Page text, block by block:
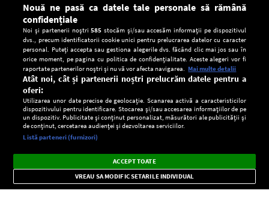
CONFIDENŢIALITATE
Setări:
Dark
Mode
Radio live, podcasturi, știri și alerte
importante.
×
Nouă ne pasă ca datele tale personale să rămână
confidențiale
Noi și partenerii noștri585 stocăm și/sau accesăm informații pe dispozitivul
dvs., precum identificatorii cookie unici pentru prelucrarea datelor cu caracter
personal. Puteți accepta sau gestiona alegerile dvs. făcând clic mai jos sau în
orice moment, pe pagina cu politica de confidențialitate. Aceste alegeri vor fi
raportate partenerilor noștri și nu vă vor afecta navigarea. Mai multe detalii
Atât noi, cât și partenerii noștri prelucrăm datele pentru a
oferi:
Utilizarea unor date precise de geolocație. Scanarea activă a caracteristicilor
dispozitivului pentru identificare. Stocarea și/sau accesarea informațiilor de pe
un dispozitiv. Publicitate și conținut personalizat, măsurători ale publicității și
de conținut, cercetarea audienței și dezvoltarea serviciilor.
Listă parteneri (furnizori)
ACCEPT TOATE
VREAU SA MODIFIC SETARILE INDIVIDUAL